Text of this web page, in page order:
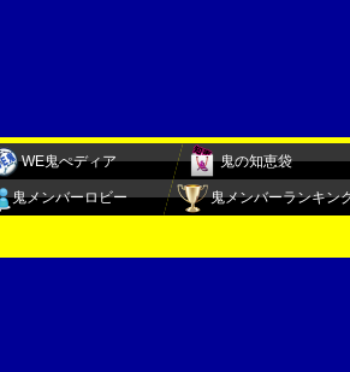
WE鬼ぺディア 鬼の知恵袋
鬼メンバーロビー 鬼メンバーランキン